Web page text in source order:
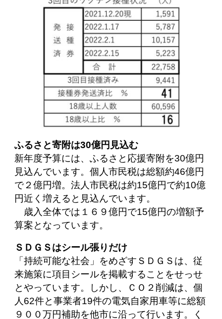
ふるさと寄附は30億円見込む
新年度予算には、ふるさと応援寄附を30億円
見込んでいます。個人市民税は総額約46億円
で２億円増。法人市民税は約15億円で約10億
円近く増えると見込んでいます。
歳入全体では１６９億円で15億円の増額予
算案となっています。
ＳＤＧＳはシール張りだけ
「持続可能な社会」をめざすＳＤＧＳは、従
来施策に項目シールを掲載することをせっせ
とやっています。しかし、ＣＯ２削減は、個
人62件と事業者19件の電気自家用車等に総額
９００万円補助を他市に沿って行います。く